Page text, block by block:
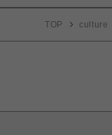
TOP culture